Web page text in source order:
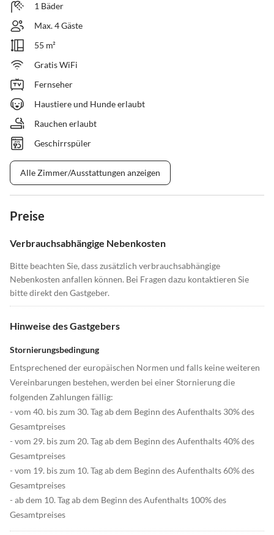
1 Bäder
Max. 4 Gäste
55 m²
Gratis WiFi
Fernseher
Haustiere und Hunde erlaubt
Rauchen erlaubt
Geschirrspüler
Alle Zimmer/Ausstattungen anzeigen
Preise
Verbrauchsabhängige Nebenkosten
Bitte beachten Sie, dass zusätzlich verbrauchsabhängige
Nebenkosten anfallen können. Bei Fragen dazu kontaktieren Sie
bitte direkt den Gastgeber.
Hinweise des Gastgebers
Stornierungsbedingung
Entsprechened der europäischen Normen und falls keine weiteren
Vereinbarungen bestehen, werden bei einer Stornierung die
folgenden Zahlungen fällig:
- vom 40. bis zum 30. Tag ab dem Beginn des Aufenthalts 30% des
Gesamtpreises
- vom 29. bis zum 20. Tag ab dem Beginn des Aufenthalts 40% des
Gesamtpreises
- vom 19. bis zum 10. Tag ab dem Beginn des Aufenthalts 60% des
Gesamtpreises
- ab dem 10. Tag ab dem Beginn des Aufenthalts 100% des
Gesamtpreises